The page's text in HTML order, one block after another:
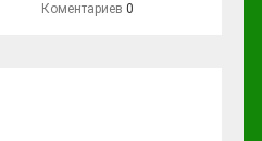
Коментариев 0